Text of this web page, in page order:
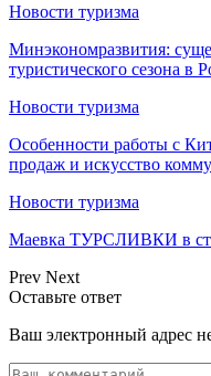
Новости туризма
Минэкономразвития:
туристического сезона в
Новости туризма
Особенности работы с
продаж и искусство
Новости туризма
Маевка ТУРСЛИВКИ в
Prev Next
Оставьте ответ
Ваш электронный адрес